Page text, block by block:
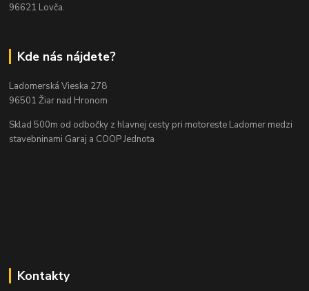
96621 Lovča.
Kde nás nájdete?
Ladomerská Vieska 278
96501 Žiar nad Hronom
Sklad 500m od odbočky z hlavnej cesty pri motoreste Ladomer medzi
stavebninami Garaj a COOP Jednota
Kontakty